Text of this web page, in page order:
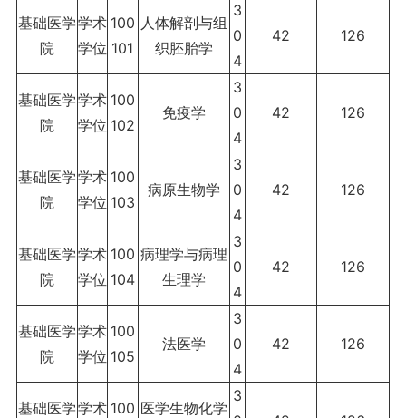
基础医学
院
学术
学位
100
101
人体解剖与组
织胚胎学
3
0
4
42 126
基础医学
院
学术
学位
100
102
免疫学
3
0
4
42 126
基础医学
院
学术
学位
100
103
病原生物学
3
0
4
42 126
基础医学
院
学术
学位
100
104
病理学与病理
生理学
3
0
4
42 126
基础医学
院
学术
学位
100
105
法医学
3
0
4
42 126
基础医学学术 100 医学生物化学
3